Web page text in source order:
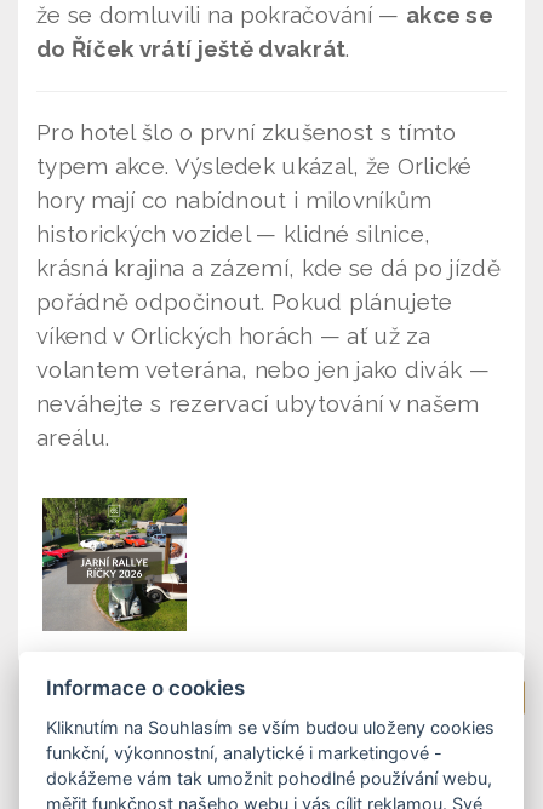
že se domluvili na pokračování — akce se
do Říček vrátí ještě dvakrát.
Pro hotel šlo o první zkušenost s tímto
typem akce. Výsledek ukázal, že Orlické
hory mají co nabídnout i milovníkům
historických vozidel — klidné silnice,
krásná krajina a zázemí, kde se dá po jízdě
pořádně odpočinout. Pokud plánujete
víkend v Orlických horách — ať už za
volantem veterána, nebo jen jako divák —
neváhejte s rezervací ubytování v našem
areálu.
Informace o cookies
Kliknutím na Souhlasím se vším budou uloženy cookies
funkční, výkonnostní, analytické i marketingové -
dokážeme vám tak umožnit pohodlné používání webu,
měřit funkčnost našeho webu i vás cílit reklamou. Své